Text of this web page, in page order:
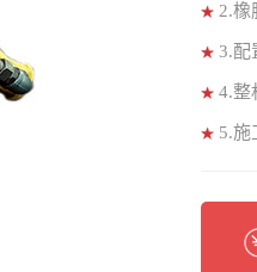
2.橡
3.配
4.整
5.施